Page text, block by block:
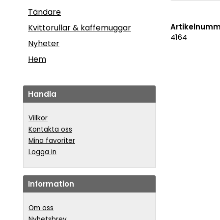
Tändare
Kvittorullar & kaffemuggar
Nyheter
Hem
Handla
Villkor
Kontakta oss
Mina favoriter
Logga in
Information
Om oss
4164